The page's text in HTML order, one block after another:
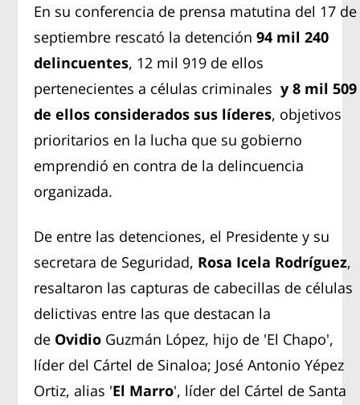
En su conferencia de prensa matutina del 17 de
septiembre rescató la detención94 mil 240
delincuentes, 12 mil 919 de ellos
pertenecientes a células criminales y 8 mil 509
de ellos considerados sus líderes, objetivos
prioritarios en la lucha que su gobierno
emprendió en contra de la delincuencia
organizada.
De entre las detenciones, el Presidente y su
secretara de Seguridad, Rosa Icela Rodríguez,
resaltaron las capturas de cabecillas de células
delictivas entre las que destacan la
de Ovidio Guzmán López, hijo de 'El Chapo',
líder del Cártel de Sinaloa; José Antonio Yépez
Ortiz, alias 'El Marro', líder del Cártel de Santa